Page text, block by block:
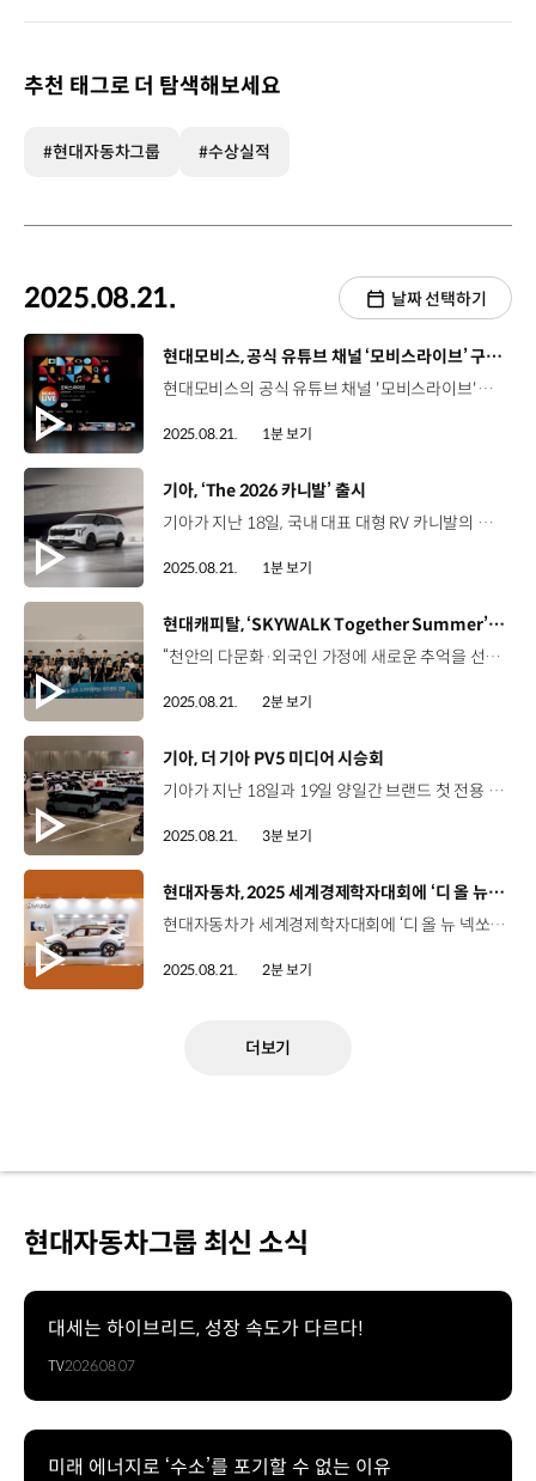
추천 태그로 더 탐색해보세요
#현대자동차그룹 #수상실적
2025.08.21. 날짜 선택하기
[동영상]
현대모비스, 공식 유튜브 채널 ‘모비스라이브’ 구독자 10만 명 돌파
현대모비스의 공식 유튜브 채널 '모비스라이브'가 유튜브 실버 버튼을 획득하며 대중성과 영향력을 인정받았습니다. ‘모비스라이브’는 2011년 12월 개설한 뒤 꾸준한 성장세를 이어오다 지난 7월, 구독자가 10만 명을 넘어섰는데요. ‘문과적 기술주의’, ‘차차나아지겠지’ 등 엔터테인먼트형 정보 콘텐츠를 통해 모빌리티 기술 이야기를 시청자 중심으로 쉽고 재미있게 전달하며, 편당 평균 20만 회 이상의 조회수를 기록하고 있습니다. 김은정 팀장 / 현대모비스 브랜드커뮤니케이션팀현대모비스만이 전할 수 있는 유용한 정보와 모빌리티 이야기들을 유튜브 트렌드에 맞게 기획, 제작하고 있는 노력이 대중들에게 어필이 되고 있는 것 같아 기쁘게 생각합니다. 앞으로도 현대모비스는 다양한 소셜미디어 채널을 통해 기술력과 브랜드 정체성을 효과적으로 알릴 예정입니다.
2025.08.21. 1분 보기
[동영상]
기아, ‘The 2026 카니발’ 출시
기아가 지난 18일, 국내 대표 대형 RV 카니발의 고객 선호 편의사양을 대폭 확대한 ‘The 2026 카니발’을 출시했습니다. ‘The 2026 카니발’은 기본 트림인 프레스티지에는 스마트 파워테일게이트와 전자식 룸미러를 기본 사양으로 탑재하고, 인기 트림인 노블레스에는 멀티존 음성인식, 기아 디지털 키 2, 시그니처 트림에는 LED 리어 콤비네이션 램프와 리어 LED 턴시그널 램프를 기본화했습니다. 또한, 디자인 특화 트림 ‘그래비티’의 명칭을 ‘X-Line’으로 변경하고 전용 블랙 엠블럼을 적용해 강인한 느낌을 강조했습니다. 기아는 ‘The 2026 카니발’의 한층 강화된 상품성과 고급스러운 디자인으로 고객에게 차별화된 가치를 제공할 계획입니다.
2025.08.21. 1분 보기
[동영상]
현대캐피탈, ‘SKYWALK Together Summer’ 진행
“천안의 다문화·외국인 가정에 새로운 추억을 선물합니다” 스카이워크 투게더 썸머 충남 천안시 ‘캐슬 오브 스카이워커스’ 2025년 8월 19일 (화) 지난 시즌, 창단 후 첫 트레블을 달성한 스카이워커스 배구단 홈 경기 연고지 천안시 다문화·외국인 어린이 가족 초청 프로그램 ‘스카이워크 투게더 썸머’ 진행 스카이워크 투게더 다문화·외국인 가정 어린이들에게 배구를 통해 추억과 꿈을 선사하고자 기획된 사회공헌활동 프로그램 차경모 팀장 / 현대캐피탈 홍보팀배구단의 연고지인 천안의 다문화·외국인 가정의 청소년을 대상으로 배구를 매개로 한 CSR 활동을 펼쳐오고 있는데요. 오늘 프로그램은 여름방학을 맞은 이 청소년들에게 특별한 추억을 선물하기 위해 마련하였습니다. 스카이워커스 선수단 훈련 생활 공간 ‘캐슬 오브 스카이워커스’에 초청 캐슬 오브 스카이워커스의 다양한 시설 투어 사진 촬영 사인 받기 등 선수들과 직접 교류하며 현장 분위기 UP! 윤연한 센터장 / 천안시다문화지역문화센터 이번 행사를 계기로 다문화 가족 자녀 아이들이 배구에 관심을 가져서 신체적인 건강은 물론 스트레스 해소 등 좋은 기회가 될 것으로 믿어 의심치 않습니다. 현대캐피탈 스카이워커스에 진심으로 감사드리며 적극적으로 응원합니다. “스카이워커스와 함께한 오늘의 추억이 오래도록 기억되기를”
2025.08.21. 2분 보기
[동영상]
기아, 더 기아 PV5 미디어 시승회
기아가 지난 18일과 19일 양일간 브랜드 첫 전용 PBV ‘더 기아 PV5’의 미디어 시승회를 열었습니다. 국내 주요 120여 개 매체를 대상으로 한 이번 시승회는 PV5만의 부드러운 도심 주행과 혼합 주행 성능을 체감할 수 있도록, 킨텍스 제2전시장에서 인천까지 혼잡한 도심과 고속화도로를 넘나드는 코스로 진행됐습니다. 정원정 부사장 / 기아 국내사업본부PV5의 핵심 가치는 무한한 확장성입니다. 기아가 제시하는 미래 모빌리티 비전에 대한 여러분의 소중한 의견과 통찰을 듣게 되기를 기대하고 있습니다. PV5가 열어갈 새로운 가능성에 대한 여러분의 관심과 응원을 부탁드리며 안전하고 즐거운 시승이 되시기를 바랍니다. 이번 행사에서는 탑승 편의를 향상한 패신저 모델과 비즈니스 환경에 최적화한 카고 모델이 활용됐는데요, 기착지에서 차량을 바꾸는 교차 시승을 통해 폭넓은 체험 기회를 제공했습니다. 참가자들은 12.9인치 대화면 디스플레이와 AAOS 기반의 PBV 전용 인포테인먼트 시스템을 비롯해, 차량 상태, 운전자 분석, 원격 제어 등 다수의 차량을 통합 관리할 수 있는 ‘플레오스 플릿’ 등의 PBV 특화 소프트웨어를 직접 경험했습니다. 박현준 기자 / 뉴시스공간 같은 경우에도 확장할 수 있는 가능성도 있고 주행 과정에서도 전기차의 부드러움과 함께 온 가족이 사용할 수 있을 것만 같아서 굉장히 좋았습니다. 이서안 기자 / 팍스티비실제로 타보니까 승차감이 굉장히 좋아서 놀랐고요. 캠핑카도 될 수 있다고 생각을 해서 MZ세대들이 좋아하는 차가 될 수 있겠다고 생각했습니다. 또한, 레저와 비즈니스 맞춤형 커스터마이징 상품을 적용할 수 있는 ‘기아 제뉴인 액세서리(Kia Genuine Accessories)’와 고객이 각종 모듈화된 용품을 차량 실내 및 적재 공간에 자유롭게 장착할 수 있도록 지원하는 플랫폼인 ‘기아 애드기어(Kia AddGear)’를 통해 PV5의 극대화된 활용도를 체험했습니다. 허원호 팀장 / 기아 국내PBV전략팀 PV5는 사용자의 편의성과 운영 효율성을 극대화하기 위해 기획부터 제조, 구매 이후 운영까지 전 과정에 걸쳐 혁신을 담아냈습니다. 이를 통해 PBV의 패러다임을 전환할 새로운 기준이자 고객의 비즈니스 성장을 위한 실질적인 파트너로 자리 잡을 것입니다. 이 밖에도, 기아는 베이스캠프에 ‘하나의 공간, 무한대의 라이프’를 콘셉트로 DHL, 지오영, 우정사업본부 등 차량전시존을 마련하고 비즈니스와 아웃도어 등 도시 곳곳을 누비며 다양한 역할을 수행하는 사례에 대한 인사이트를 제공해 PV5에 대한 이해를 도왔습니다.
2025.08.21. 3분 보기
[동영상]
현대자동차, 2025 세계경제학자대회에 ‘디 올 뉴 넥쏘’ 전시
현대자동차가 세계경제학자대회에 ‘디 올 뉴 넥쏘’를 전시하고 현대자동차의 앞선 기술력을 선보였습니다. 지난 18일부터 5일간, 코엑스에서 열린 세계경제학자대회는 5년에 한 번 개최되는 세계 최대 규모의 경제학 학술대회인데요. 현대자동차는 친환경 경제 전환을 논의하기 위해 참석한 글로벌 석학과 학계 주요 인사를 대상으로, 수소연료전기차 넥쏘를 통해 연료전지 효율, 플랫폼 기반 설계 등 수소 밸류체인 차량의 장점을 선보였습니다. 구진영 매니저 / 현대자동차 국내브랜드전략팀이번 전시를 통해 글로벌 경제학계 주요 인사를 대상으로 수소 모빌리티 분야를 선도하는 현대자동차의 비전과 기술력 그리고 디 올 뉴 넥쏘의 우수성을 알리고자 합니다. 이와 함께, 백월 콘텐츠와 도슨트를 활용해 현대자동차그룹 수소 브랜드이자 비즈니스 플랫폼인 HTWO를 소개하고, 수소사회 비전, 생산 기술, 실증 사업 현황과 양산 차종 등을 선보였습니다. 마이클 설리번 교수 / 브리티시컬럼비아대학교 (학술대회 참가자)(HTWO는) 사회에 좋은 영향을 미칠 것으로 생각합니다. 기술의 최전선에 있는 것 같았습니다. 보 오노레 교수 / 프린스턴대학교 (학술대회 참가자)현대자동차가 미국에서는 전기차와 더 많이 연관되어 있는데, (넥쏘를 보니) 정말 흥미롭습니다. 저는 다음에 전기차를 구매하려고 했는데, 생각이 바뀔수도 있을 것 같습니다. 현대자동차는 이번 전시를 통해, 수소 모빌리티 산업을 이끌어갈 넥쏘의 잠재력과, 지속 가능한 사회를 구현하고자 하는 현대자동차의 비전을 글로벌 석학들에게 각인시켰습니다.
2025.08.21. 2분 보기
더보기
현대자동차그룹 최신 소식
대세는 하이브리드, 성장 속도가 다르다!
TV2026.08.07
미래 에너지로 ‘수소’를 포기할 수 없는 이유